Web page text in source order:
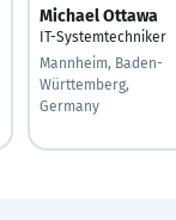
Michael Ottawa
IT-Systemtechniker
Mannheim, Baden-
Württemberg,
Germany